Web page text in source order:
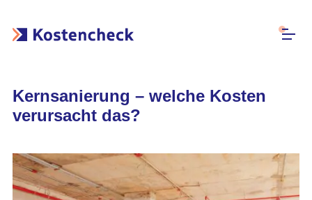
Kernsanierung – welche Kosten
verursacht das?